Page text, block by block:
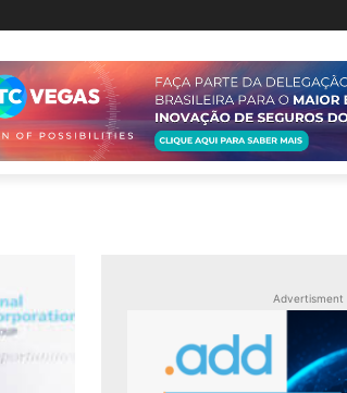
Advertisment